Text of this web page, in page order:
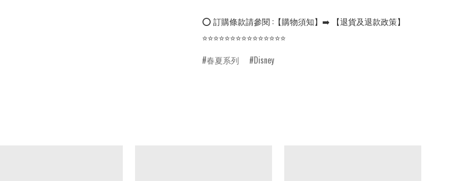
⭕ 訂購條款請參閱 :【購物須知】➡️ 【退貨及退款政策】
⭐⭐⭐⭐⭐⭐⭐⭐⭐⭐⭐⭐⭐⭐⭐
春夏系列
Disney